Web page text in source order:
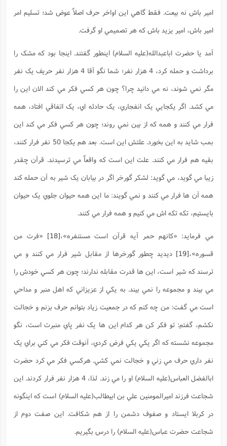
امير باش نه بيعت. فقط گاهي اين اواخر حرف اصلاً عوض شد؛ تسليم امر
امير باش، امير يزيد باش که هر تصميمي او گرفت.
آمد يا حضرت اباعبدالله(علیه السلام) اينطور گفتند. اينجا بود که مشک را
برداشت و حمله کرد، 4 هزار نفر؛ شما نگو آقا 4 هزار نفر حريف يک نفر
مگر نمي شوند، نه مي دانيد چرا؟ چون هر کسي فکر مي کند الان اين را
مي کشد. اگر يکجايي يک انفجاري، يک حادثه اي، يک اتفاقي افتاد، همه
فرار مي کنند و همه که از بين نمي روند؛ چون هر کسي فکر مي کند اين
بمب شايد به اين بخورد. علتش اين است. بعد هم يکجا 50 نفر فرار کنند،
بقيه هم فرار مي کنند. علت اين است که واقعاً مي ترسيدند. قرآن چقدر
زيبا مي گويد، مي گويد: لشکر گورخر اگر در بيابان يک شير به آن حمله کند
همه آن ها فرار مي کنند و نمي گويند: ما اين همه حيوان جلوي يک حيوان
بايستيم، تکه تکه اش مي کنيم و همه فرار مي کنند.
مي فرمايد: «کانهم حمر آيه قرآن است مستنفره»،[18]
«فرت من
قسوره»،[19]
ديديد چطور گورخرها از مقابل شير فرار مي کنند و مي
ترسند که شير است، اين ها قدرت مقابله ندارند؛ چون هر کسي خودش را
مي بيند و مجموعه را نمي بيند. به يکي از عزيزاني که اهل منبر و مداحي
است مي گفت: من چه کنم که در جمعيت زياد بتوانم حرف بزنم و خجالت
نکشم، گفتم: تو فکر کن هر کدام اين ها يک نفر پاي منبرت است، نگو
مجموعه نشسته که اگر يکي يکي فرض کردي، آنوقت فکر مي کني براي يک
نفر داري حرف مي زني و خجالت نمي کشي. هرکسي فکر مي کرد حضرت
ابالفضل العباس(علیه السلام) او را مي زند. لذا، 4 هزار نفر فرار کردند. اين
شجاعت فرزند اميرالمومنين علي بن ابيطالب(عليه السلام) است که اينگونه
در کربلا ايستاد و صفوف دشمن را از هم شکافت. اين صفت دوم از
شجاعت حضرت عباس(علیه السلام) را درس بگيريم.